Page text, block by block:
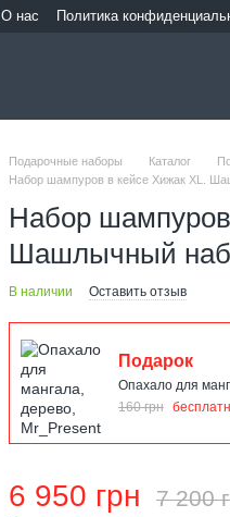
О нас Политика
Подарочные наборы Каталог
Набор шампуров в кейсе Хижак XL.
Набор
Шашлычный
В наличии Оставить отзыв
Подарок
Опахало для
160 грн
6 950 грн 7 200